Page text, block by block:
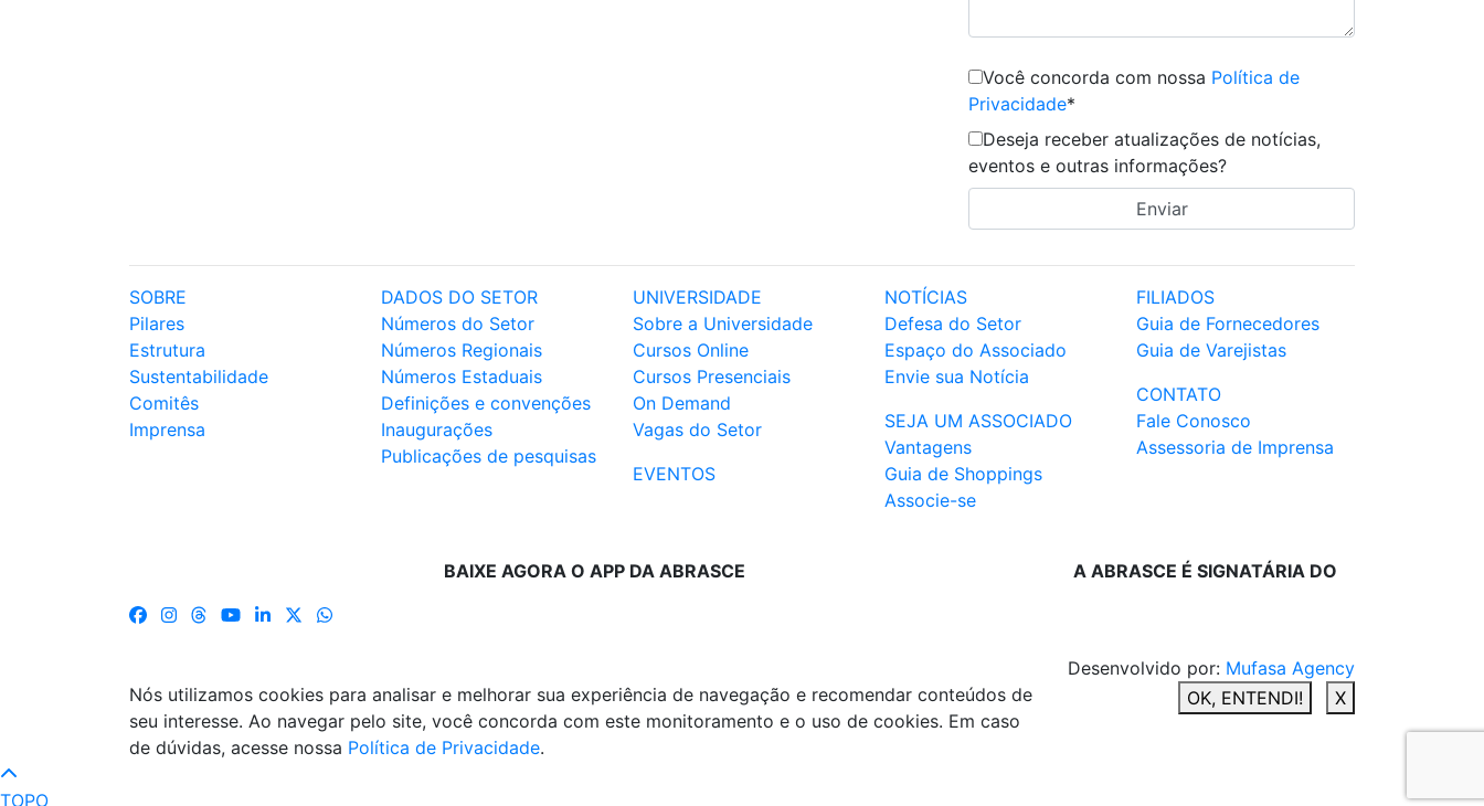
Você concorda com nossa Política de
Privacidade*
Deseja receber atualizações de notícias,
eventos e outras informações?
SOBRE
Pilares
Estrutura
Sustentabilidade
Comitês
Imprensa
DADOS DO SETOR
Números do Setor
Números Regionais
Números Estaduais
Definições e convenções
Inaugurações
Publicações de pesquisas
UNIVERSIDADE
Sobre a Universidade
Cursos Online
Cursos Presenciais
On Demand
Vagas do Setor
EVENTOS
NOTÍCIAS
Defesa do Setor
Espaço do Associado
Envie sua Notícia
SEJA UM ASSOCIADO
Vantagens
Guia de Shoppings
Associe-se
FILIADOS
Guia de Fornecedores
Guia de Varejistas
CONTATO
Fale Conosco
Assessoria de Imprensa
BAIXE AGORA O APP DA ABRASCE A ABRASCE É SIGNATÁRIA DO
Desenvolvido por: Mufasa Agency
Nós utilizamos cookies para analisar e melhorar sua experiência de navegação e recomendar conteúdos de
seu interesse. Ao navegar pelo site, você concorda com este monitoramento e o uso de cookies. Em caso
de dúvidas, acesse nossa Política de Privacidade.
OK, ENTENDI! X
TOPO